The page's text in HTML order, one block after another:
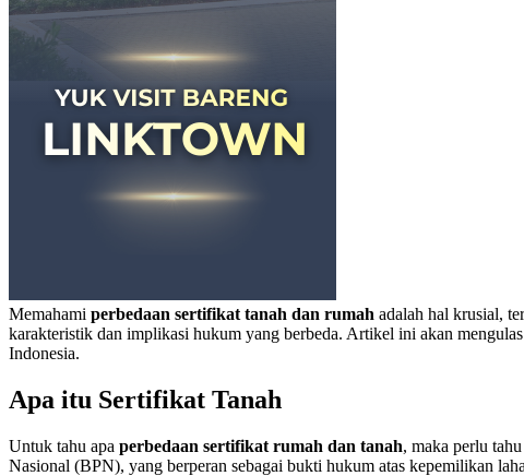
Memahami perbedaan sertifikat tanah dan rumah adalah hal krusial,
karakteristik dan implikasi hukum yang berbeda. Artikel ini akan
Indonesia.
Apa itu Sertifikat Tanah
Untuk tahu apa perbedaan sertifikat rumah dan tanah, maka perlu
Nasional (BPN), yang berperan sebagai bukti hukum atas kepemilikan